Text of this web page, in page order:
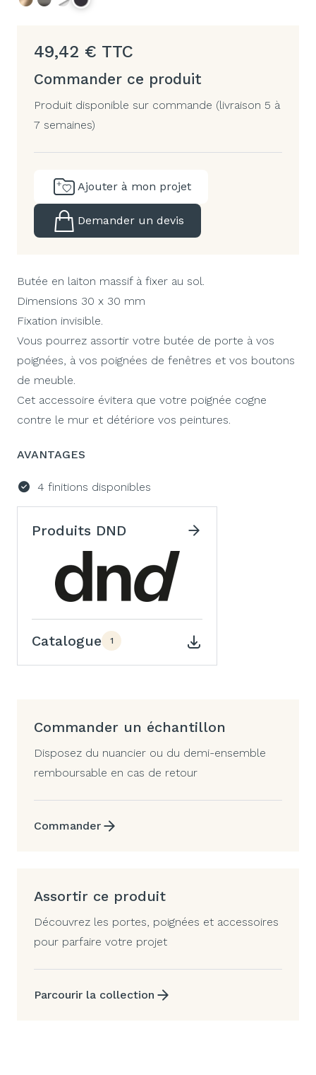
49,42 € TTC
Commander ce produit
Produit disponible sur commande (livraison 5 à
7 semaines)
Ajouter à mon projet
Demander un devis
Butée en laiton massif à fixer au sol.
Dimensions 30 x 30 mm
Fixation invisible.
Vous pourrez assortir votre butée de porte à vos
poignées, à vos poignées de fenêtres et vos boutons
de meuble.
Cet accessoire évitera que votre poignée cogne
contre le mur et détériore vos peintures.
AVANTAGES
4 finitions disponibles
Produits DND
Catalogue 1
Commander un échantillon
Disposez du nuancier ou du demi-ensemble
remboursable en cas de retour
Commander
Assortir ce produit
Découvrez les portes, poignées et accessoires
pour parfaire votre projet
Parcourir la collection